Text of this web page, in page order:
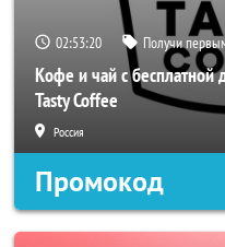
02:53:18 Получи
Кофе и чай с бесплатной
Tasty Coffee
Россия
Промокод